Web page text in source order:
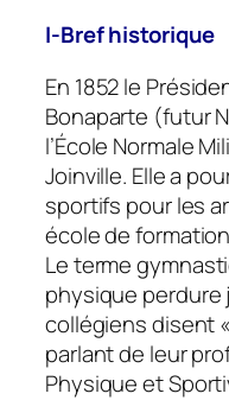
I-Bref historique
En 1852 le
Bonaparte (futur
l’École Normale
Joinville. Elle a
sportifs pour les
école de
Le terme
physique perdure
collégiens disent
parlant de leur
Physique et